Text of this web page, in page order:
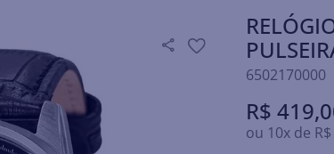
6502170000
R$ 419,
ou 10x de R$